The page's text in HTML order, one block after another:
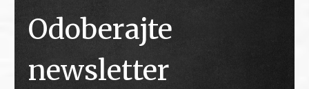
Odoberajte
newsletter